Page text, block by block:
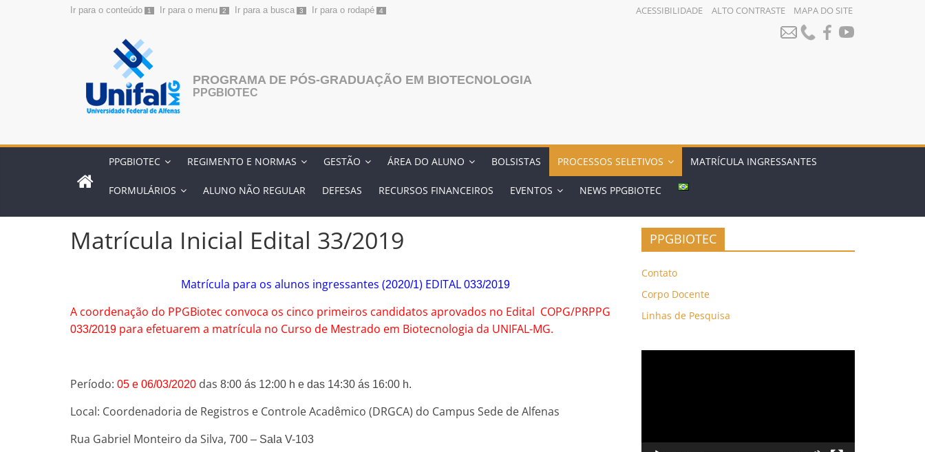
Ir para o conteúdo 1 Ir para o menu 2 Ir para a busca 3 Ir para o rodapé 4 ACESSIBILIDADE ALTO CONTRASTE MAPA DO SITE
PROGRAMA DE PÓS-GRADUAÇÃO EM BIOTECNOLOGIA
PPGBIOTEC
PPGBIOTEC REGIMENTO E NORMAS GESTÃO ÁREA DO ALUNO BOLSISTAS PROCESSOS SELETIVOS MATRÍCULA INGRESSANTES
FORMULÁRIOS ALUNO NÃO REGULAR DEFESAS RECURSOS FINANCEIROS EVENTOS NEWS PPGBIOTEC
Matrícula Inicial Edital 33/2019
Matrícula para os alunos ingressantes (2020/1) EDITAL 033/2019
A coordenação do PPGBiotec convoca os cinco primeiros candidatos aprovados no Edital COPG/PRPPG
033/2019 para efetuarem a matrícula no Curso de Mestrado em Biotecnologia da UNIFAL-MG.
Período: 05 e 06/03/2020 das 8:00 ás 12:00 h e das 14:30 ás 16:00 h.
Local: Coordenadoria de Registros e Controle Acadêmico (DRGCA) do Campus Sede de Alfenas
Rua Gabriel Monteiro da Silva, 700 – Sala V-103
PPGBIOTEC
Contato
Corpo Docente
Linhas de Pesquisa